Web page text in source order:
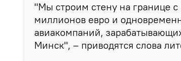
"Мы строим стену на границе с
миллионов евро и
авиакомпаний,
Минск", – приводятся слова